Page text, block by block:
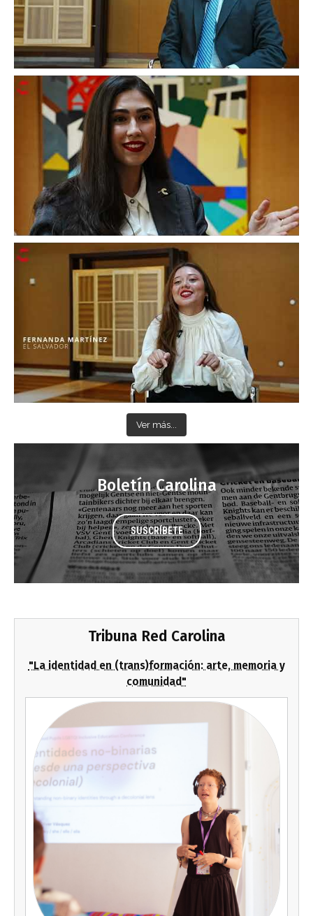
Ver más...
Boletín Carolina
SUSCRÍBETE
Tribuna Red Carolina
"La identidad en (trans)formación: arte, memoria y
comunidad"